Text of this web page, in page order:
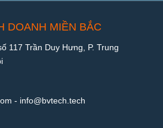
DOANH MIỀN BẮC
117 Trần Duy Hưng, P. Trung
- info@bvtech.tech